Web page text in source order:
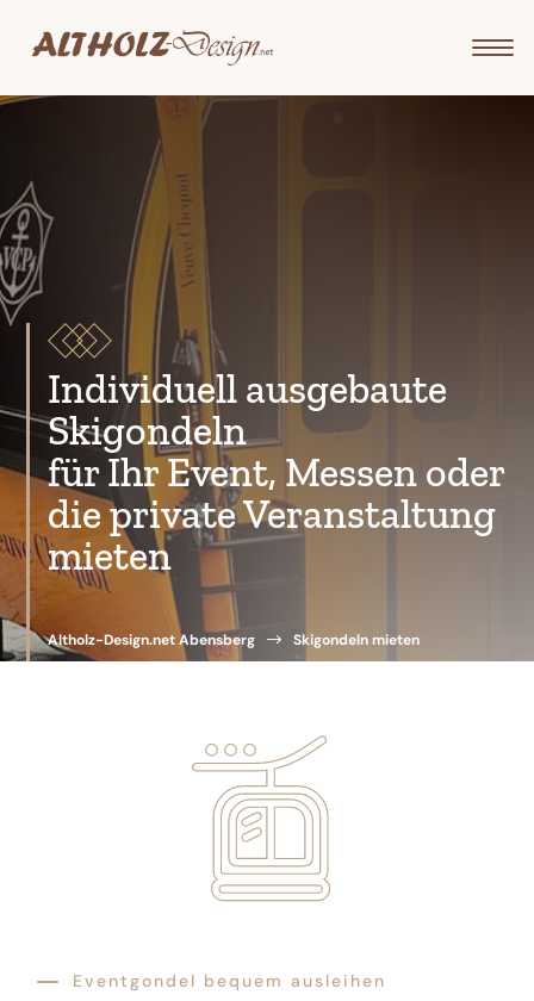
Individuell ausgebaute
Skigondeln
für Ihr Event, Messen oder
die private Veranstaltung
mieten
Altholz-Design.net Abensberg $ Skigondeln mieten
K Eventgondel bequem ausleihen